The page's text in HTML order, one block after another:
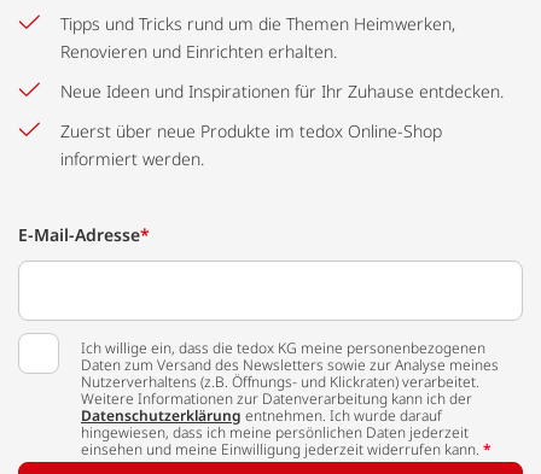
Tipps und Tricks rund um die Themen Heimwerken,
Renovieren und Einrichten erhalten.
Neue Ideen und Inspirationen für Ihr Zuhause entdecken.
Zuerst über neue Produkte im tedox Online-Shop
informiert werden.
E-Mail-Adresse*
Ich willige ein, dass die tedox KG meine personenbezogenen
Daten zum Versand des Newsletters sowie zur Analyse meines
Nutzerverhaltens (z.B. Öffnungs- und Klickraten) verarbeitet.
Weitere Informationen zur Datenverarbeitung kann ich der
Datenschutzerklärung entnehmen. Ich wurde darauf
hingewiesen, dass ich meine persönlichen Daten jederzeit
einsehen und meine Einwilligung jederzeit widerrufen kann. *